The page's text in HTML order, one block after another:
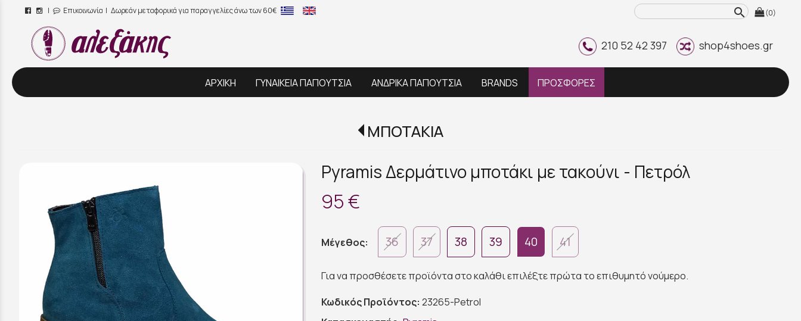
| Επικοινωνία | Δωρεάν μεταφορικά για παραγγελίες άνω των 60€ (0)
search
210 52 42 397 shop4shoes.gr
/
ΑΡΧΙΚΗ ΓΥΝΑΙΚΕΙΑ ΠΑΠΟΥΤΣΙΑ ΑΝΔΡΙΚΑ ΠΑΠΟΥΤΣΙΑ BRANDS ΠΡΟΣΦΟΡΕΣ
ΜΠΟΤΑΚΙΑ
Pyramis Δερμάτινο μποτάκι με τακούνι - Πετρόλ
95 €
Μέγεθος: 36 37 38 39 40 41
Για να προσθέσετε προϊόντα στο καλάθι επιλέξτε πρώτα το επιθυμητό νούμερο.
Κωδικός Προϊόντος: 23265-Petrol